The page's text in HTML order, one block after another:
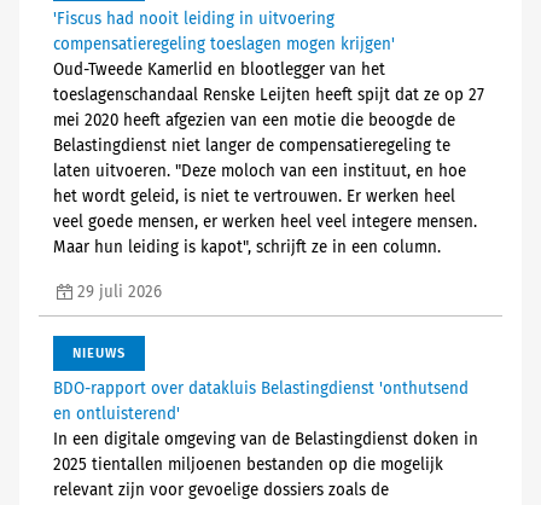
'Fiscus had nooit leiding in uitvoering
compensatieregeling toeslagen mogen krijgen'
Oud-Tweede Kamerlid en blootlegger van het
toeslagenschandaal Renske Leijten heeft spijt dat ze op 27
mei 2020 heeft afgezien van een motie die beoogde de
Belastingdienst niet langer de compensatieregeling te
laten uitvoeren. "Deze moloch van een instituut, en hoe
het wordt geleid, is niet te vertrouwen. Er werken heel
veel goede mensen, er werken heel veel integere mensen.
Maar hun leiding is kapot", schrijft ze in een column.
29 juli 2026
NIEUWS
BDO-rapport over datakluis Belastingdienst 'onthutsend
en ontluisterend'
In een digitale omgeving van de Belastingdienst doken in
2025 tientallen miljoenen bestanden op die mogelijk
relevant zijn voor gevoelige dossiers zoals de